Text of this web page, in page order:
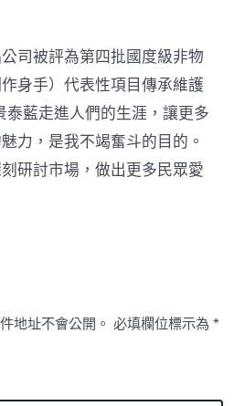
司被評為第四批國度級非物
身手）代表性項目傳承維護
泰藍走進人們的生涯，讓更多
力，是我不竭奮斗的目的。
研討市場，做出更多民眾愛
地址不會公開。 必填欄位標示為*